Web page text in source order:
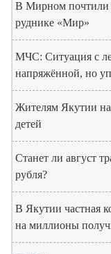
В Мирном почтили
руднике «Мир»
МЧС: Ситуация с
напряжённой, но
Жителям Якутии
детей
Станет ли август
рубля?
В Якутии частная
на миллионы